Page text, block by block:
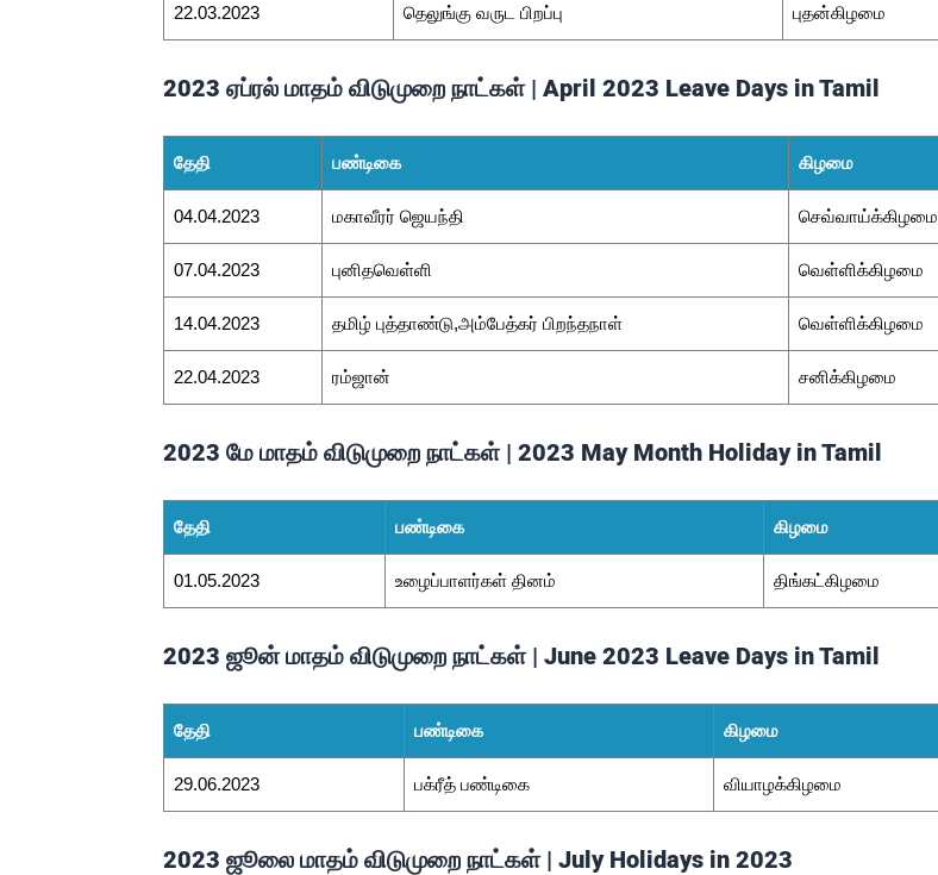
22.03.2023 தெலுங்கு வருட பிறப்பு புதன்கிழமை
2023 ஏப்ரல் மாதம் விடுமுறை நாட்கள் | April 2023 Leave Days in Tamil
தேதி பண்டிகை கிழமை
04.04.2023 மகாவீரர் ஜெயந்தி செவ்வாய்க்கிழமை
07.04.2023 புனிதவெள்ளி வெள்ளிக்கிழமை
14.04.2023 தமிழ் புத்தாண்டு,அம்பேத்கர் பிறந்தநாள் வெள்ளிக்கிழமை
22.04.2023 ரம்ஜான் சனிக்கிழமை
2023 மே மாதம் விடுமுறை நாட்கள் | 2023 May Month Holiday in Tamil
தேதி பண்டிகை கிழமை
01.05.2023 உழைப்பாளர்கள் தினம் திங்கட்கிழமை
2023 ஜூன் மாதம் விடுமுறை நாட்கள் | June 2023 Leave Days in Tamil
தேதி பண்டிகை கிழமை
29.06.2023 பக்ரீத் பண்டிகை வியாழக்கிழமை
2023 ஜூலை மாதம் விடுமுறை நாட்கள் | July Holidays in 2023